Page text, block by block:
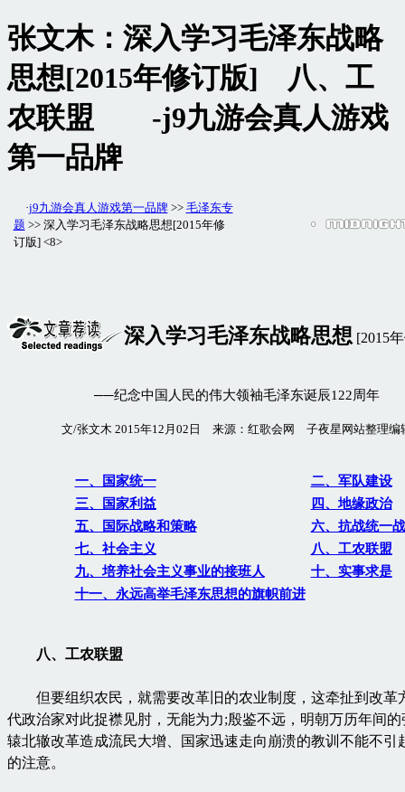
张文木：深入学习毛泽东战略
思想[2015年修订版] 八、工
农联盟 -j9九游会真人游戏
第一品牌
·j9九游会真人游戏第一品牌>> 毛泽东专
题 >> 深入学习毛泽东战略思想[2015年修
订版] <8>
深入学习毛泽东战略思想 [2015
──纪念中国人民的伟大领袖毛泽东诞辰122周年
文/张文木 2015年12月02日 来源：红歌会网 子夜星网站整理编
一、国家统一
二、军队建设
三、国家利益
四、地缘政治
五、国际战略和策略
六、抗战统一
七、社会主义
八、工农联盟
九、培养社会主义事业的接班人
十、实事求是
十一、永远高举毛泽东思想的旗帜前进
八、工农联盟
但要组织农民，就需要改革旧的农业制度，这牵扯到改革
代政治家对此捉襟见肘，无能为力;殷鉴不远，明朝万历年间
辕北辙改革造成流民大增、国家迅速走向崩溃的教训不能不引
的注意。